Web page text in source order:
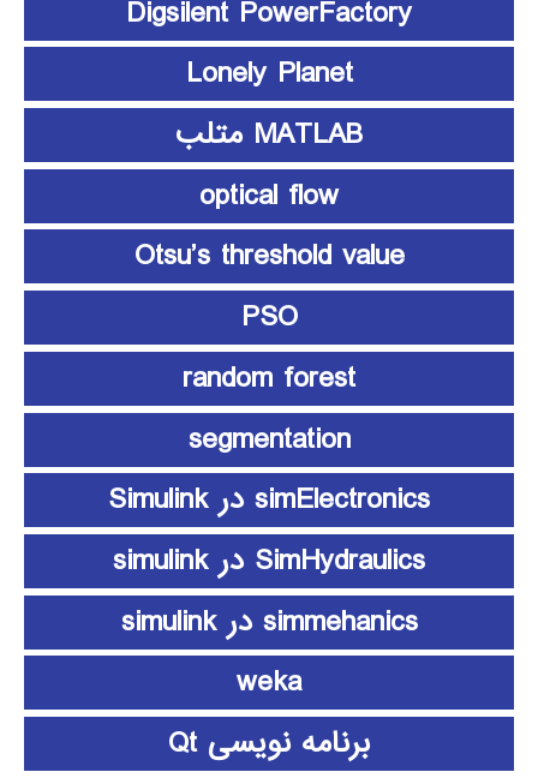
Digsilent PowerFactory
Lonely Planet
MATLAB متلب
optical flow
Otsu’s threshold value
PSO
random forest
segmentation
simElectronics در Simulink
SimHydraulics در simulink
simmehanics در simulink
weka
برنامه نویسی Qt